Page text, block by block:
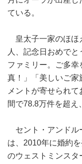
ている。
皇太子一家のほほ
人、記念日おめで
ファミリー。ご多
真！」「美しいご
メントが寄せられ
間で78.8万件を超え
セント・アンドル
は、2010年に婚約
のウェストミンスタ